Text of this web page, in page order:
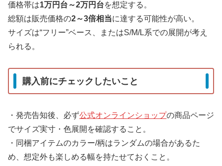
価格帯は1万円台～2万円台を想定する。
総額は販売価格の2～3倍相当に達する可能性が高い。
サイズは“フリー”ベース、またはS/M/L系での展開が考え
られる。
購入前にチェックしたいこと
・発売告知後、必ず公式オンラインショップの商品ページ
でサイズ実寸・色展開を確認すること。
・同梱アイテムのカラー/柄はランダムの場合があるた
め、想定外も楽しめる幅を持たせておくこと。